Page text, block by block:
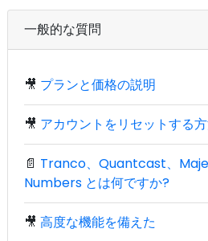
一般的な質問
🎥 プランと価格の説明
🎥 アカウントをリセットする
📄 Tranco、Quantcast、
Numbers とは何ですか?
🎥 高度な機能を備えた